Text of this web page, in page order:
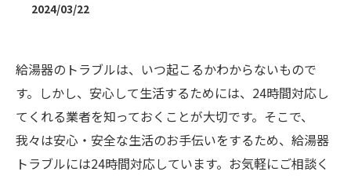
2024/03/22
給湯器のトラブルは、いつ起こるかわからないもので
す。しかし、安心して生活するためには、24時間対応し
てくれる業者を知っておくことが大切です。そこで、
我々は安心・安全な生活のお手伝いをするため、給湯器
トラブルには24時間対応しています。お気軽にご相談く